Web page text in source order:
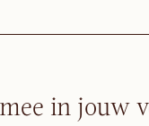
in jouw